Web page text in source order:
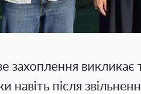
захоплення викликає
навіть після